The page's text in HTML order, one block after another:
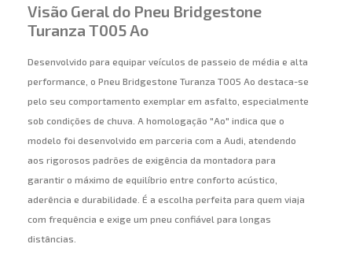
Visão Geral do Pneu Bridgestone
Turanza T005 Ao
Desenvolvido para equipar veículos de passeio de média e alta
performance, o Pneu Bridgestone Turanza T005 Ao destaca-se
pelo seu comportamento exemplar em asfalto, especialmente
sob condições de chuva. A homologação "Ao" indica que o
modelo foi desenvolvido em parceria com a Audi, atendendo
aos rigorosos padrões de exigência da montadora para
garantir o máximo de equilíbrio entre conforto acústico,
aderência e durabilidade. É a escolha perfeita para quem viaja
com frequência e exige um pneu confiável para longas
distâncias.